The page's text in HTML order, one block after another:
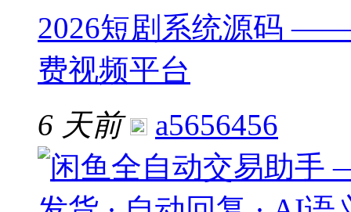
2026短剧系统源码
费视频平台
6 天前
a5656456